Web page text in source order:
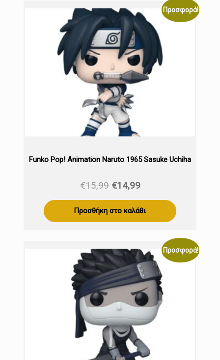
Προσφορά!
Funko Pop! Animation Naruto 1965 Sasuke Uchiha
€15,99 Original
price
was:
€15,99.
€14,99Η
τρέχουσα
τιμή
είναι:
€14,99.
Προσθήκη στο καλάθι
Προσφορά!